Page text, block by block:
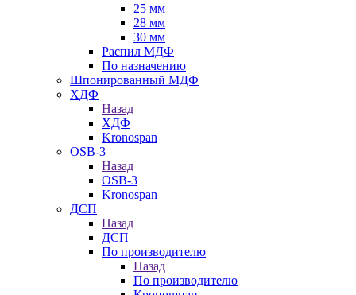
25 мм
28 мм
30 мм
Распил МДФ
По назначению
Шпонированный МДФ
ХДФ
Назад
ХДФ
Kronospan
OSB-3
Назад
OSB-3
Kronospan
ДСП
Назад
ДСП
По производителю
Назад
По производителю